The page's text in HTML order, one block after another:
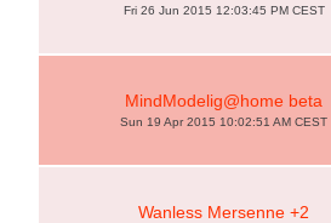
Fri 26 Jun 2015 12:03:45 PM CEST
MindModelig@home beta
Sun 19 Apr 2015 10:02:51 AM CEST
Wanless Mersenne +2